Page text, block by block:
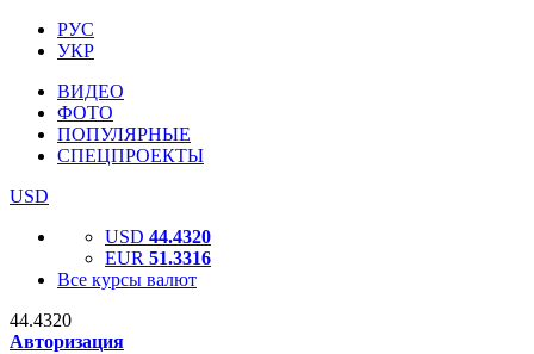
РУС
УКР
ВИДЕО
ФОТО
ПОПУЛЯРНЫЕ
СПЕЦПРОЕКТЫ
USD
USD 44.4320
EUR 51.3316
Все курсы валют
44.4320
Авторизация